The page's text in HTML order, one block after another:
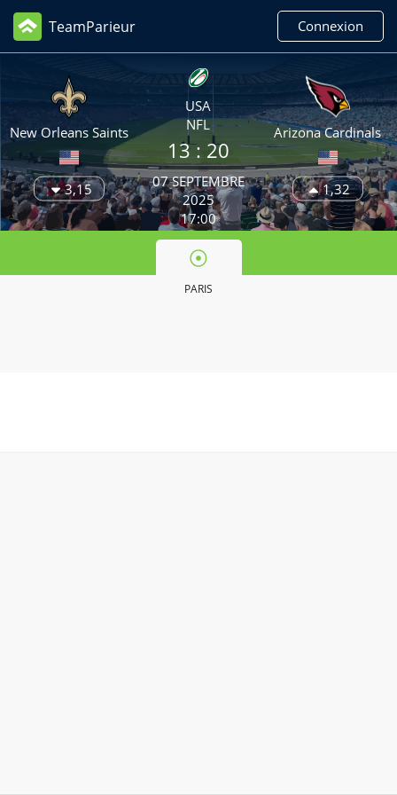
TeamParieur Connexion
New Orleans Saints
3,15
USA
NFL
13 : 20
07 SEPTEMBRE
2025
17:00
Arizona Cardinals
1,32
PARIS